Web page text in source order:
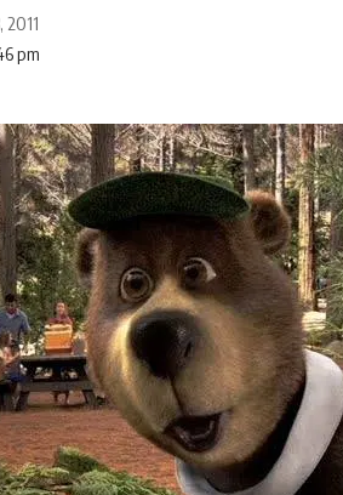
pm
2011